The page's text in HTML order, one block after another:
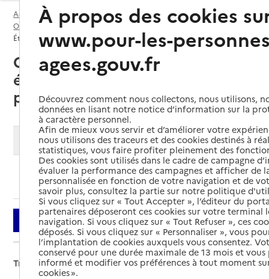
Accueil Espace annuaire
EHPA par département
Orne (61)
Établissement d'hébergement pour personnes âgées (EHPA)
Orne (61) : liste des
établissements d'hébergement
pour personnes âgées (EHPA)
Modifier ma recherche
Ajouter cette recherche aux favoris
Filtrer
Trier par :
À propos des cookies
www.pour-les-
agees.gouv.fr
Découvrez comment nous collectons, nous utilisons,
données en lisant notre notice d’information sur la
à caractère personnel.
Afin de mieux vous servir et d’améliorer votre
nous utilisons des traceurs et des cookies destinés à
statistiques, vous faire profiter pleinement des
Des cookies sont utilisés dans le cadre de campagne
évaluer la performance des campagnes et afficher de
personnalisée en fonction de votre navigation et de
savoir plus, consultez la partie sur notre politique
Si vous cliquez sur « Tout Accepter », l’éditeur du
partenaires déposeront ces cookies sur votre terminal
navigation. Si vous cliquez sur « Tout Refuser », ces
déposés. Si vous cliquez sur « Personnaliser », vous
l’implantation de cookies auxquels vous consentez.
conservé pour une durée maximale de 13 mois et
informé et modifier vos préférences à tout moment
cookies ».